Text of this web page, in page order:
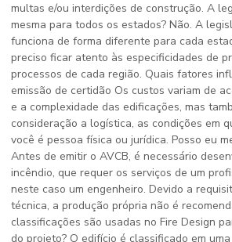
multas e/ou interdições de construção. A
mesma para todos os estados? Não. A
funciona de forma diferente para cada
preciso ficar atento às especificidades de
processos de cada região. Quais fatores
emissão de certidão Os custos variam de
e a complexidade das edificações, mas
consideração a logística, as condições em
você é pessoa física ou jurídica. Posso eu
Antes de emitir o AVCB, é necessário
incêndio, que requer os serviços de um
neste caso um engenheiro. Devido a
técnica, a produção própria não é
classificações são usadas no Fire Design
do projeto? O edifício é classificado em